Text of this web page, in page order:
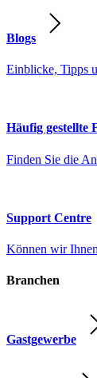
Blogs
Einblicke, Tipps
Häufig gestellte
Finden Sie die
Support Centre
Können wir
Branchen
Gastgewerbe